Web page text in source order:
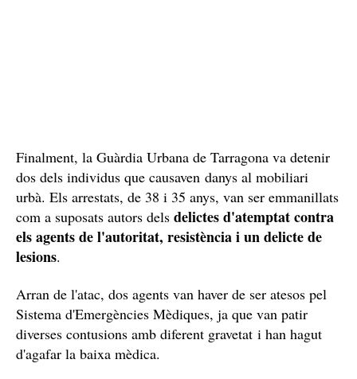
Finalment, la Guàrdia Urbana de Tarragona va detenir
dos dels individus que causaven danys al mobiliari
urbà. Els arrestats, de 38 i 35 anys, van ser emmanillats
com a suposats autors dels delictes d'atemptat contra
els agents de l'autoritat, resistència i un delicte de
lesions.
Arran de l'atac, dos agents van haver de ser atesos pel
Sistema d'Emergències Mèdiques, ja que van patir
diverses contusions amb diferent gravetat i han hagut
d'agafar la baixa mèdica.